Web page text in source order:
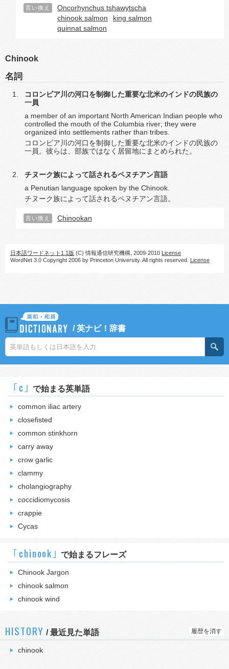
言い換え
Oncorhynchus tshawytscha
chinook salmon
king salmon
quinnat salmon
Chinook
名詞
コロンビア川の河口を制御した重要な北米のインドの民族の
一員
a member of an important North American Indian people who
controlled the mouth of the Columbia river; they were
organized into settlements rather than tribes.
コロンビア川の河口を制御した重要な北米のインドの民族の
一員。彼らは、部族ではなく居留地にまとめられた。
チヌーク族によって話されるペヌチアン言語
a Penutian language spoken by the Chinook.
チヌーク族によって話されるペヌチアン言語。
言い換え Chinookan
日本語ワードネット1.1版 (C) 情報通信研究機構, 2009-2010 License
WordNet 3.0 Copyright 2006 by Princeton University. All rights reserved. License
/英ナビ！辞書
｢c｣ で始まる英単語
common iliac artery
closefisted
common stinkhorn
carry away
crow garlic
clammy
cholangiography
coccidiomycosis
crappie
Cycas
｢chinook｣ で始まるフレーズ
Chinook Jargon
chinook salmon
chinook wind
HISTORY /最近見た単語 履歴を消す
chinook